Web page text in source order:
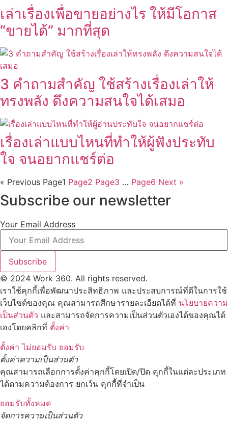
เล่าเรื่องเพื่อขายอย่างไร ให้มีโอกาส
“ขายได้” มากที่สุด
3 คำถามสำคัญ ใช้สร้างเรื่องเล่าให้
ทรงพลัง ดึงความสนใจได้เสมอ
เรื่องเล่าแบบไหนที่ทำให้ผู้ฟังประทับ
ใจ จนอยากแชร์ต่อ
« Previous Page1 Page2 Page3 … Page6 Next »
Subscribe our newsletter
Your Email Address
Subscribe
© 2024 Work 360. All rights reserved.
เราใช้คุกกี้เพื่อพัฒนาประสิทธิภาพ และประสบการณ์ที่ดีในการใช้
เว็บไซต์ของคุณ คุณสามารถศึกษารายละเอียดได้ที่ นโยบายความ
เป็นส่วนตัว และสามารถจัดการความเป็นส่วนตัวเองได้ของคุณได้
เองโดยคลิกที่ ตั้งค่า
ตั้งค่า ไม่ยอมรับ ยอมรับ
ตั้งค่าความเป็นส่วนตัว
คุณสามารถเลือกการตั้งค่าคุกกี้โดยเปิด/ปิด คุกกี้ในแต่ละประเภท
ได้ตามความต้องการ ยกเว้น คุกกี้ที่จำเป็น
ยอมรับทั้งหมด
จัดการความเป็นส่วนตัว